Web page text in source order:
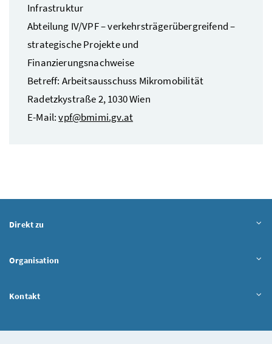
Infrastruktur
Abteilung IV/VPF – verkehrsträgerübergreifend –
strategische Projekte und
Finanzierungsnachweise
Betreff: Arbeitsausschuss Mikromobilität
Radetzkystraße 2, 1030 Wien
E-Mail:vpf@bmimi.gv.at
Direkt zu
Organisation
Kontakt